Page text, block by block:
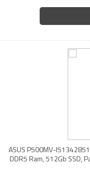
ASUS P500MV-
DDR5 Ram, 512Gb SSD,